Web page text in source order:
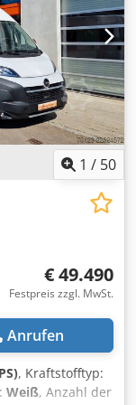
1 / 50
€ 49.490
Festpreis zzgl. MwSt.
Anrufen
, Kraftstofftyp:
Weiß, Anzahl der